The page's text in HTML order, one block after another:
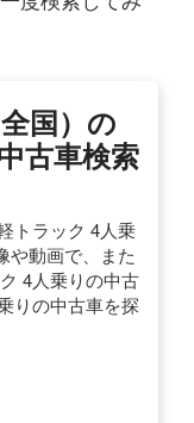
国）の
古車検索
トラック 4人乗
や動画で、また
4人乗りの中古
りの中古車を探